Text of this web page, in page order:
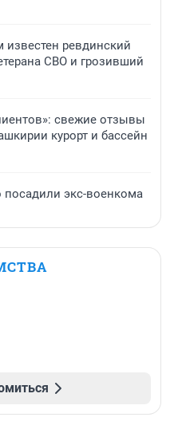
ревдинский
СВО и грозивший
свежие отзывы
курорт и бассейн
посадили экс-военкома